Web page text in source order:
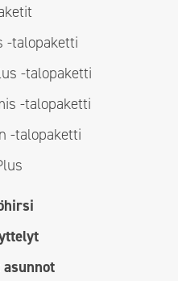
-talopaketti
-talopaketti
-talopaketti
-talopaketti